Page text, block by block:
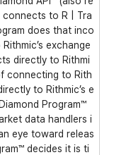
connects to R | Tra
does that inco
exchange
directly to Rithmi
connecting to Rith
to Rithmic’s e
Program™
data handlers i
eye toward releas
decides it is ti